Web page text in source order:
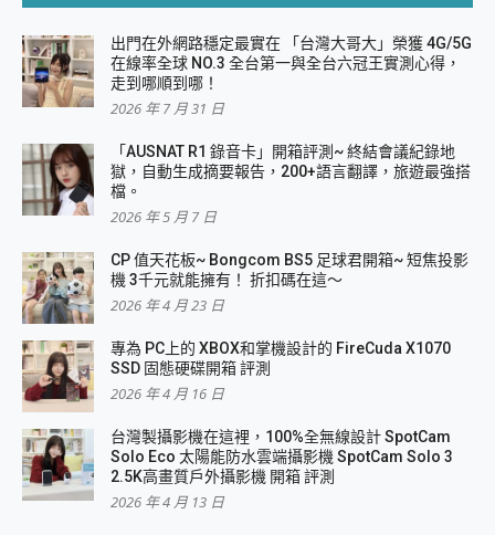
出門在外網路穩定最實在 「台灣大哥大」榮獲 4G/5G
在線率全球 NO.3 全台第一與全台六冠王實測心得，
走到哪順到哪！
2026 年 7 月 31 日
「AUSNAT R1 錄音卡」開箱評測~ 終結會議紀錄地
獄，自動生成摘要報告，200+語言翻譯，旅遊最強搭
檔。
2026 年 5 月 7 日
CP 值天花板~ Bongcom BS5 足球君開箱~ 短焦投影
機 3千元就能擁有！ 折扣碼在這～
2026 年 4 月 23 日
專為 PC上的 XBOX和掌機設計的 FireCuda X1070
SSD 固態硬碟開箱 評測
2026 年 4 月 16 日
台灣製攝影機在這裡，100%全無線設計 SpotCam
Solo Eco 太陽能防水雲端攝影機 SpotCam Solo 3
2.5K高畫質戶外攝影機 開箱 評測
2026 年 4 月 13 日